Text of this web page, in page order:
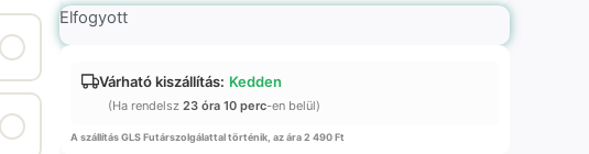
Elfogyott
Várható kiszállítás: Kedden
(Ha rendelsz23 óra 10 perc-en belül)
A szállítás GLS Futárszolgálattal történik, az ára 2 490 Ft